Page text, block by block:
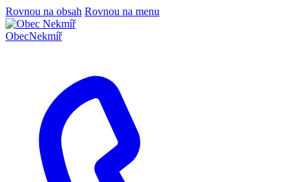
Rovnou na obsah Rovnou na menu
ObecNekmíř